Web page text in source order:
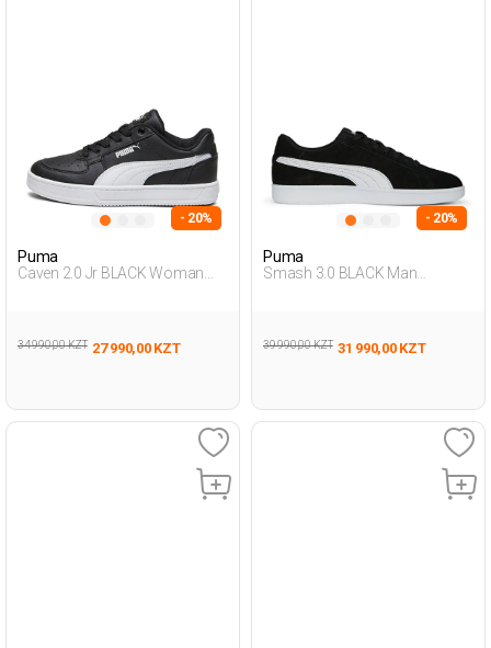
- 20%
Puma
Caven 2.0 Jr BLACK Woman
34 990,00 KZT 27 990,00 KZT
- 20%
Puma
Smash 3.0 BLACK Man
39 990,00 KZT 31 990,00 KZT